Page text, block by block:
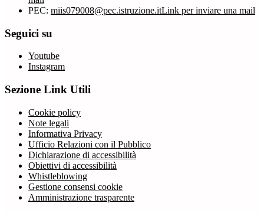
PEC: miis079008@pec.istruzione.itLink per inviare una mail
Seguici su
Youtube
Instagram
Sezione Link Utili
Cookie policy
Note legali
Informativa Privacy
Ufficio Relazioni con il Pubblico
Dichiarazione di accessibilità
Obiettivi di accessibilità
Whistleblowing
Gestione consensi cookie
Amministrazione trasparente